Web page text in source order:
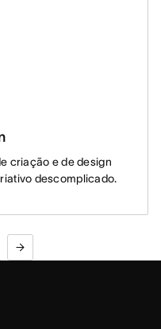
criação e de design
descomplicado.